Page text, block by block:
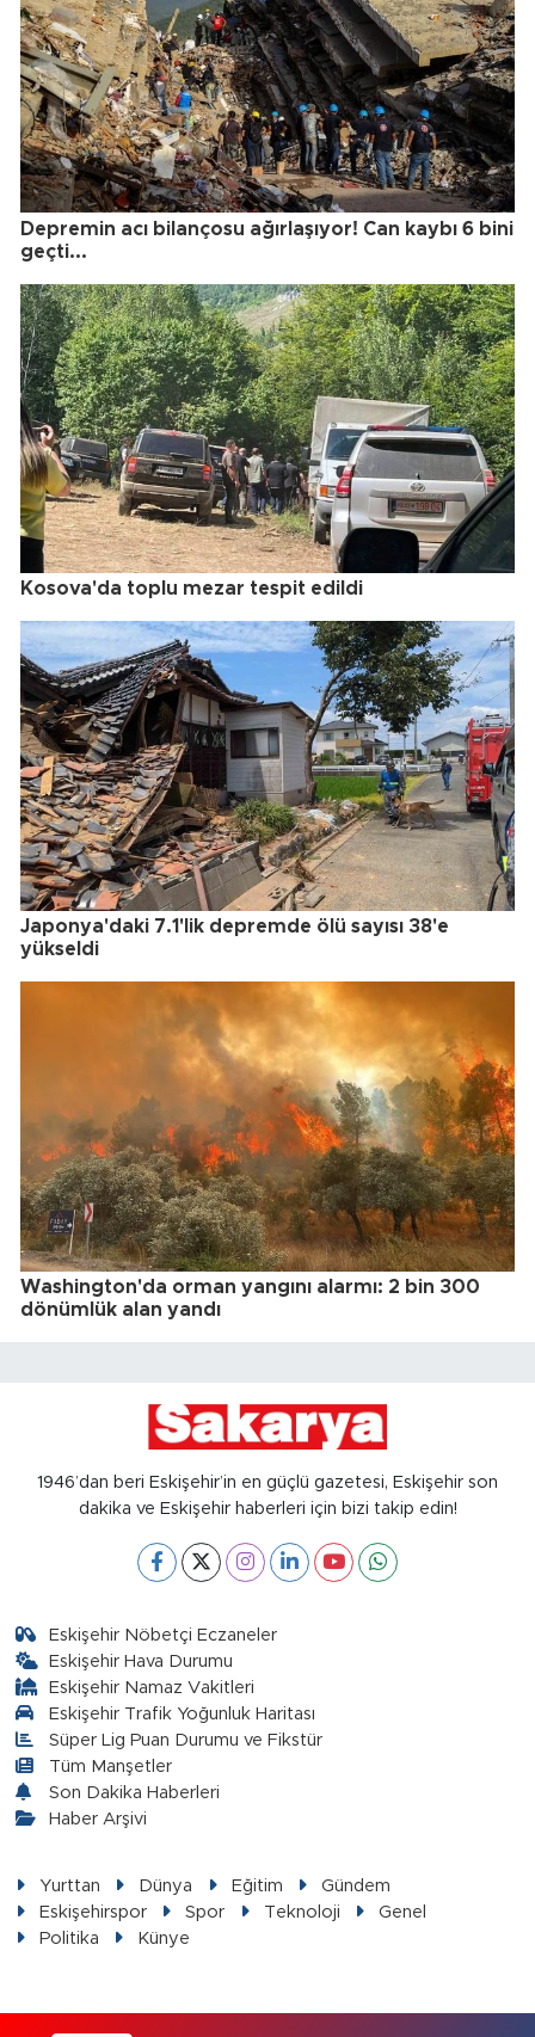
Depremin acı bilançosu ağırlaşıyor! Can kaybı 6 bini
geçti...
Kosova'da toplu mezar tespit edildi
Japonya'daki 7.1'lik depremde ölü sayısı 38'e
yükseldi
Washington'da orman yangını alarmı: 2 bin 300
dönümlük alan yandı
1946’dan beri Eskişehir’in en güçlü gazetesi, Eskişehir son
dakika ve Eskişehir haberleri için bizi takip edin!
Eskişehir Nöbetçi Eczaneler
Eskişehir Hava Durumu
Eskişehir Namaz Vakitleri
Eskişehir Trafik Yoğunluk Haritası
Süper Lig Puan Durumu ve Fikstür
Tüm Manşetler
Son Dakika Haberleri
Haber Arşivi
Yurttan Dünya Eğitim
Gündem
Eskişehirspor
Spor Teknoloji
Genel
Politika
Künye